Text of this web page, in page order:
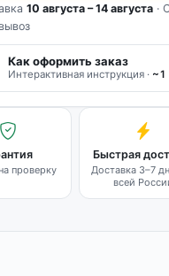
10 августа – 14 августа·
Как оформить заказ
Интерактивная инструкция · ~1
проверку
Быстрая
Доставка 3–7
всей